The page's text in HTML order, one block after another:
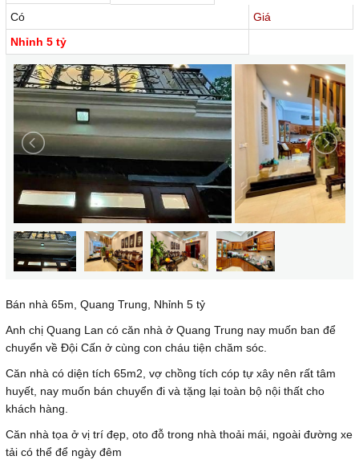
Có
Giá
Nhỉnh 5 tỷ
Bán nhà 65m, Quang Trung, Nhỉnh 5 tỷ
Anh chị Quang Lan có căn nhà ở Quang Trung nay muốn ban để
chuyển về Đội Cấn ở cùng con cháu tiện chăm sóc.
Căn nhà có diện tích 65m2, vợ chồng tích cóp tự xây nên rất tâm
huyết, nay muốn bán chuyển đi và tặng lại toàn bộ nội thất cho
khách hàng.
Căn nhà tọa ở vị trí đẹp, oto đỗ trong nhà thoải mái, ngoài đường xe
tải có thể để ngày đêm